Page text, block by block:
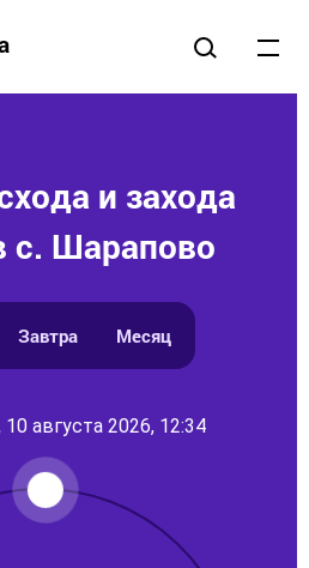
и захода
с. Шарапово
Завтра Месяц
августа 2026, 12:34